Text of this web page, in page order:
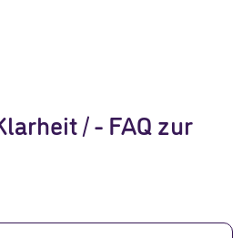
/ - FAQ zur